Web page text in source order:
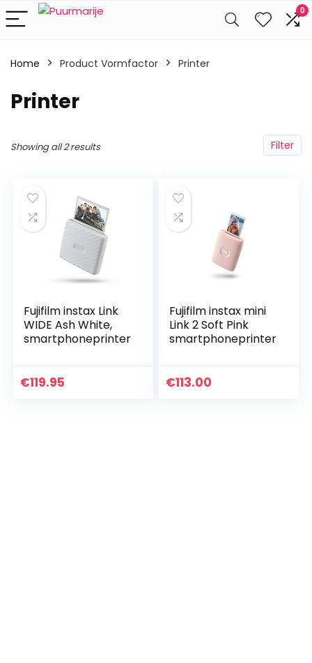
0
Home Product Vormfactor ‎Printer
‎Printer
Filter
Showing all 2 results
Fujifilm instax Link
WIDE Ash White,
smartphoneprinter
€119.95
Fujifilm instax mini
Link 2 Soft Pink
smartphoneprinter
€113.00